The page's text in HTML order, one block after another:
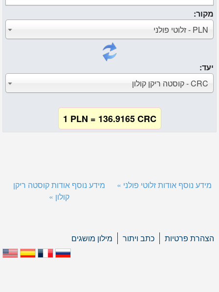
מקור:
PLN - זלוטי פולני
יעד:
CRC - קוסטה ריקן קולון
1 PLN = 136.9165 CRC
מידע נוסף אודות זלוטי פולני »
מידע נוסף אודות קוסטה ריקן
קולון »
הצהרת פרטיות כתב ויתור מילון מושגים